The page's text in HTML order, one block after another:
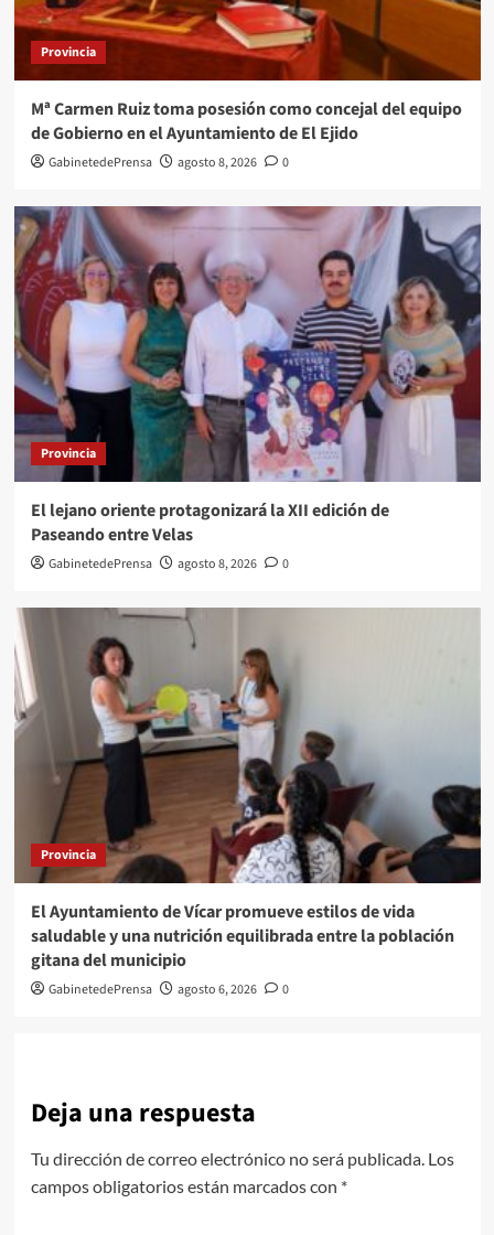
Provincia
Mª Carmen Ruiz toma posesión como concejal del equipo
de Gobierno en el Ayuntamiento de El Ejido
GabinetedePrensa agosto 8, 2026 0
Provincia
El lejano oriente protagonizará la XII edición de
Paseando entre Velas
GabinetedePrensa agosto 8, 2026 0
Provincia
El Ayuntamiento de Vícar promueve estilos de vida
saludable y una nutrición equilibrada entre la población
gitana del municipio
GabinetedePrensa agosto 6, 2026 0
Deja una respuesta
Tu dirección de correo electrónico no será publicada. Los
campos obligatorios están marcados con *